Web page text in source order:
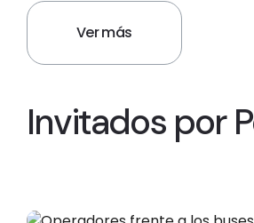
Ver más
Invitados por